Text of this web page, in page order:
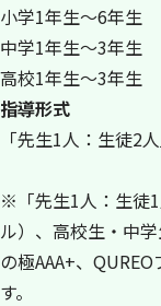
小学1年生～6年生
中学1年生～3年生
高校1年生～3年生
指導形式
「先生1人：生徒2
※「先生1人：生徒
ル）、高校生・中
の極AAA+、
す。